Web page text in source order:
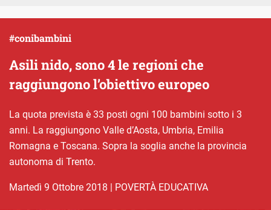
Asili nido, sono 4 le regioni che
raggiungono l’obiettivo europeo
#conibambini
La quota prevista è 33 posti ogni 100 bambini sotto i 3
anni. La raggiungono Valle d’Aosta, Umbria, Emilia
Romagna e Toscana. Sopra la soglia anche la provincia
autonoma di Trento.
martedì 9 Ottobre 2018 | POVERTÀ EDUCATIVA